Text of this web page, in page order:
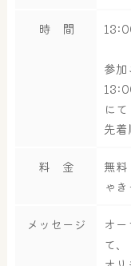
時 間
参加
にて
先
料 金
無
ゃ
メッセージ
オ
て、